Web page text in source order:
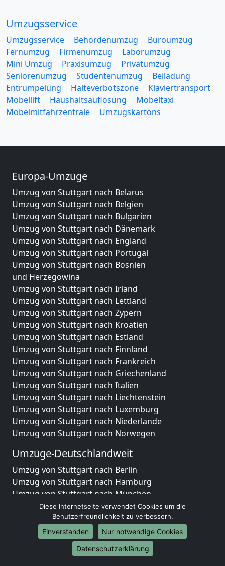
Umzugsservice
Umzugsservice Behördenumzug
Büroumzug
Fernumzug
Firmenumzug
Laborumzug
Mini Umzug
Praxisumzug
Privatumzug
Seniorenumzug
Studentenumzug
Beiladung
Entrümpelung
Halteverbotszone
Klaviertransport
Möbellift
Haushaltsauflösung
Möbeltaxi
Möbelmitfahrzentrale
Umzugskartons
Europa-Umzüge
Umzug von Stuttgart nach Belarus
Umzug von Stuttgart nach Belgien
Umzug von Stuttgart nach Bulgarien
Umzug von Stuttgart nach Dänemark
Umzug von Stuttgart nach England
Umzug von Stuttgart nach Portugal
Umzug von Stuttgart nach Bosnien
und Herzegowina
Umzug von Stuttgart nach Irland
Umzug von Stuttgart nach Lettland
Umzug von Stuttgart nach Zypern
Umzug von Stuttgart nach Kroatien
Umzug von Stuttgart nach Estland
Umzug von Stuttgart nach Finnland
Umzug von Stuttgart nach Frankreich
Umzug von Stuttgart nach Griechenland
Umzug von Stuttgart nach Italien
Umzug von Stuttgart nach Liechtenstein
Umzug von Stuttgart nach Luxemburg
Umzug von Stuttgart nach Niederlande
Umzug von Stuttgart nach Norwegen
Umzüge-Deutschlandweit
Umzug von Stuttgart nach Berlin
Umzug von Stuttgart nach Hamburg
Umzug von Stuttgart nach München
Umzug von Stuttgart nach Köln
Umzug von Stuttgart nach Frankfurt am Main
Umzug von Stuttgart nach Stuttgart
Umzug von Stuttgart nach Düsseldorf
Umzug von Stuttgart nach Leipzig
Diese Internetseite verwendet Cookies um die
Benutzerfreundlichkeit zu verbessern.
Einverstanden
Nur notwendige Cookies
Datenschutzerklärung